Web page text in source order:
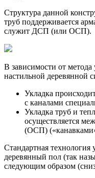
Структура данной
труб поддерживается
служит ДСП (или ОСП).
В зависимости от
настильной деревянной
Укладка
с каналами
Укладка труб и
осуществляется
(ОСП)
Стандартная технология
деревянный пол (так
следующим образом